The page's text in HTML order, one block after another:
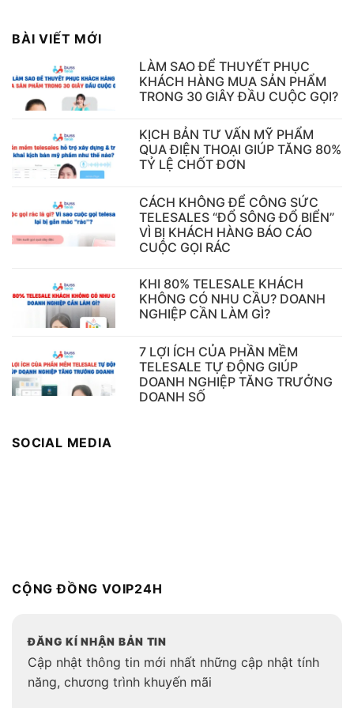
BÀI VIẾT MỚI
LÀM SAO ĐỂ THUYẾT PHỤC
KHÁCH HÀNG MUA SẢN PHẨM
TRONG 30 GIÂY ĐẦU CUỘC GỌI?
KỊCH BẢN TƯ VẤN MỸ PHẨM
QUA ĐIỆN THOẠI GIÚP TĂNG 80%
TỶ LỆ CHỐT ĐƠN
CÁCH KHÔNG ĐỂ CÔNG SỨC
TELESALES “ĐỔ SÔNG ĐỔ BIỂN”
VÌ BỊ KHÁCH HÀNG BÁO CÁO
CUỘC GỌI RÁC
KHI 80% TELESALE KHÁCH
KHÔNG CÓ NHU CẦU? DOANH
NGHIỆP CẦN LÀM GÌ?
7 LỢI ÍCH CỦA PHẦN MỀM
TELESALE TỰ ĐỘNG GIÚP
DOANH NGHIỆP TĂNG TRƯỞNG
DOANH SỐ
SOCIAL MEDIA
CỘNG ĐỒNG VOIP24H
ĐĂNG KÍ NHẬN BẢN TIN
Cập nhật thông tin mới nhất những cập nhật tính
năng, chương trình khuyến mãi